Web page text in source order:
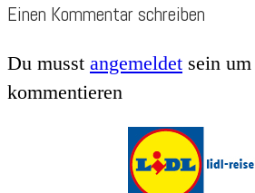
Einen Kommentar schreiben
Du musst angemeldet sein
kommentieren